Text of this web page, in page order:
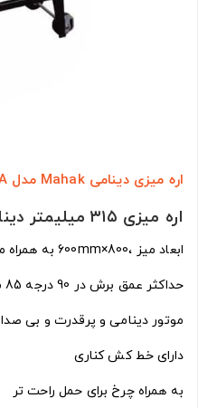
اره میزی دینامی Mahak مدل TS-315A
اره میزی ۳۱۵ میلیمتر دینامی محک مدل TS-315A
ابعاد میز ،800×600mm به همراه میز پشت کار
حداکثر عمق برش در 90 درجه 85 میلیمتر / در 45 درجه 58 میلیمتر
موتور دینامی و پرقدرت و بی صدا 2000 وات
دارای خط کش کناری
به همراه چرخ برای حمل راحت تر